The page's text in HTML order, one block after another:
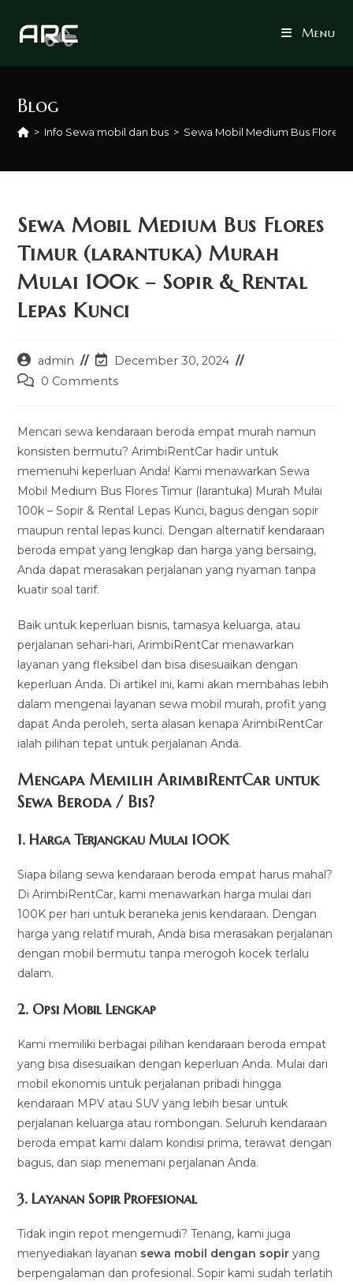
Menu
Blog
> Info Sewa mobil dan bus > Sewa Mobil Medium Bus Flores
Sewa Mobil Medium Bus Flores
Timur (larantuka) Murah
Mulai 100k – Sopir & Rental
Lepas Kunci
Post
author:
admin
Post
last
December 30, 2024
Post0 Comments
Mencari sewa kendaraan beroda empat murah namun
konsisten bermutu? ArimbiRentCar hadir untuk
memenuhi keperluan Anda! Kami menawarkan Sewa
Mobil Medium Bus Flores Timur (larantuka) Murah Mulai
100k – Sopir & Rental Lepas Kunci, bagus dengan sopir
maupun rental lepas kunci. Dengan alternatif kendaraan
beroda empat yang lengkap dan harga yang bersaing,
Anda dapat merasakan perjalanan yang nyaman tanpa
kuatir soal tarif.
Baik untuk keperluan bisnis, tamasya keluarga, atau
perjalanan sehari-hari, ArimbiRentCar menawarkan
layanan yang fleksibel dan bisa disesuaikan dengan
keperluan Anda. Di artikel ini, kami akan membahas lebih
dalam mengenai layanan sewa mobil murah, profit yang
dapat Anda peroleh, serta alasan kenapa ArimbiRentCar
ialah pilihan tepat untuk perjalanan Anda.
Mengapa Memilih ArimbiRentCar untuk
Sewa Beroda / Bis?
1.Harga Terjangkau Mulai 100K
Siapa bilang sewa kendaraan beroda empat harus mahal?
Di ArimbiRentCar, kami menawarkan harga mulai dari
100K per hari untuk beraneka jenis kendaraan. Dengan
harga yang relatif murah, Anda bisa merasakan perjalanan
dengan mobil bermutu tanpa merogoh kocek terlalu
dalam.
2. Opsi Mobil Lengkap
Kami memiliki berbagai pilihan kendaraan beroda empat
yang bisa disesuaikan dengan keperluan Anda. Mulai dari
mobil ekonomis untuk perjalanan pribadi hingga
kendaraan MPV atau SUV yang lebih besar untuk
perjalanan keluarga atau rombongan. Seluruh kendaraan
beroda empat kami dalam kondisi prima, terawat dengan
bagus, dan siap menemani perjalanan Anda.
3.Layanan Sopir Profesional
Tidak ingin repot mengemudi? Tenang, kami juga
menyediakan layanan sewa mobil dengan sopir yang
berpengalaman dan profesional. Sopir kami sudah terlatih